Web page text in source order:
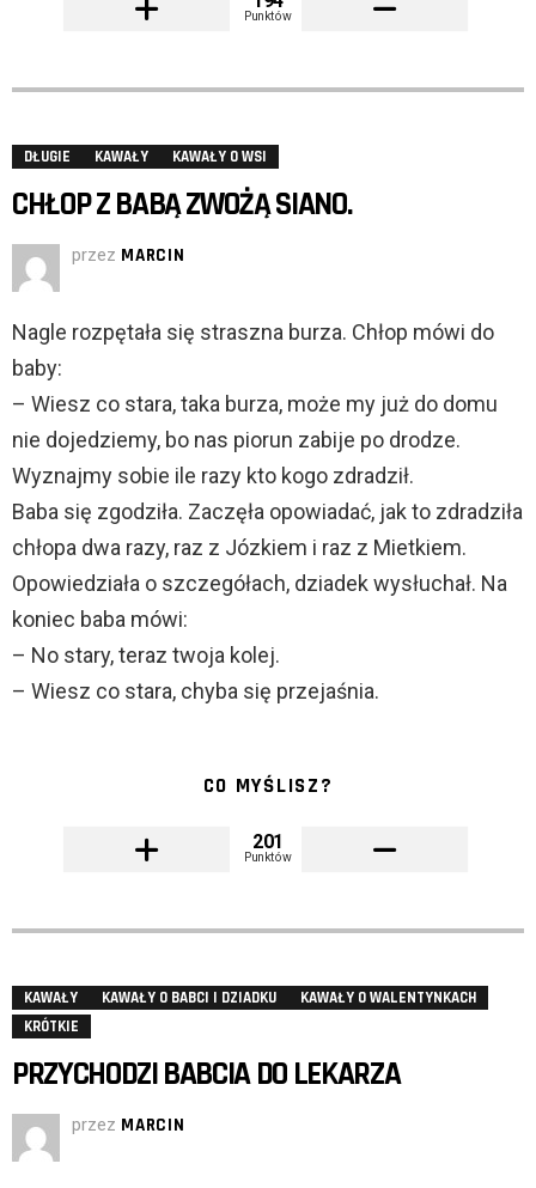
Punktów
DŁUGIE KAWAŁY KAWAŁY O WSI
CHŁOP Z BABĄ ZWOŻĄ SIANO.
przez MARCIN
Nagle rozpętała się straszna burza. Chłop mówi do
baby:
– Wiesz co stara, taka burza, może my już do domu
nie dojedziemy, bo nas piorun zabije po drodze.
Wyznajmy sobie ile razy kto kogo zdradził.
Baba się zgodziła. Zaczęła opowiadać, jak to zdradziła
chłopa dwa razy, raz z Józkiem i raz z Mietkiem.
Opowiedziała o szczegółach, dziadek wysłuchał. Na
koniec baba mówi:
– No stary, teraz twoja kolej.
– Wiesz co stara, chyba się przejaśnia.
CO MYŚLISZ?
201
Punktów
KAWAŁY KAWAŁY O BABCI I DZIADKU
KAWAŁY O WALENTYNKACH
KRÓTKIE
PRZYCHODZI BABCIA DO LEKARZA
przez MARCIN